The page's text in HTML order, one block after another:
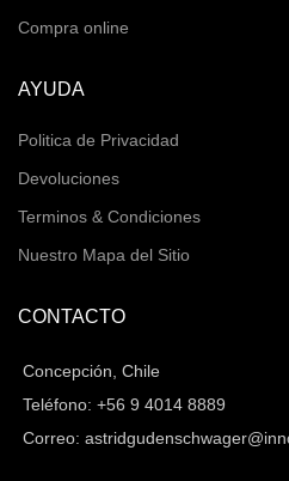
Compra online
AYUDA
Politica de Privacidad
Devoluciones
Terminos & Condiciones
Nuestro Mapa del Sitio
CONTACTO
Concepción, Chile
Teléfono: +56 9 4014 8889
Correo: